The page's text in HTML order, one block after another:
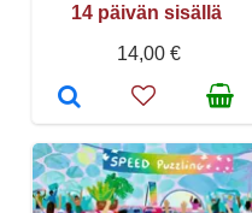
14 päivän sisällä
14,00 €